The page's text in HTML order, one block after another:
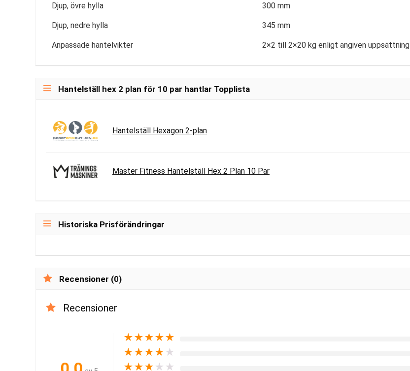
Djup, övre hylla 300 mm
Djup, nedre hylla 345 mm
Anpassade hantelvikter 2×2 till 2×20 kg enligt angiven uppsättning
Hantelställ hex 2 plan för 10 par hantlar Topplista
Hantelställ Hexagon 2-plan
Master Fitness Hantelställ Hex 2 Plan 10 Par
Historiska Prisförändringar
Recensioner (0)
Recensioner
★★★★★
★★★★ ★
★★★ ★ ★